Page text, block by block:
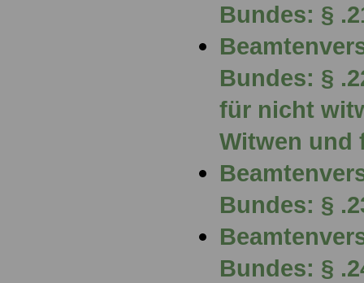
Bundes: §
Bundes: §
für nicht
Witwen und
Bundes: §
Bundes: §